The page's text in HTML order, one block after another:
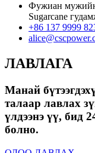
Фужиан
Sugarcane
+86 137 9999
ЛАВЛАГА
Манай
талаар лавлах
үлдээнэ үү, бид
болно.